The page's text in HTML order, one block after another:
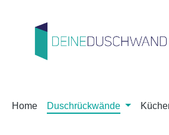
Home Duschrückwände